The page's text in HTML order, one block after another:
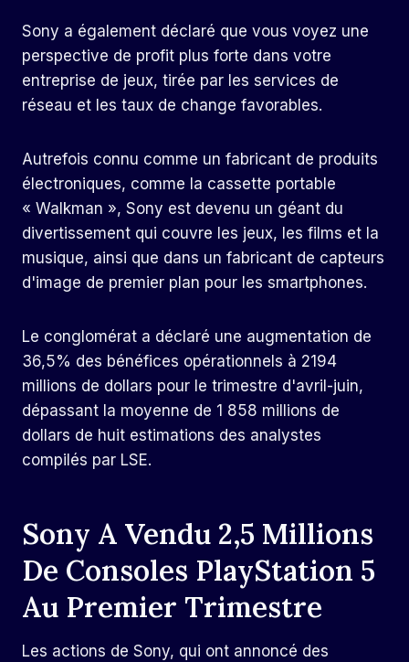
Sony a également déclaré que vous voyez une
perspective de profit plus forte dans votre
entreprise de jeux, tirée par les services de
réseau et les taux de change favorables.
Autrefois connu comme un fabricant de produits
électroniques, comme la cassette portable
« Walkman », Sony est devenu un géant du
divertissement qui couvre les jeux, les films et la
musique, ainsi que dans un fabricant de capteurs
d'image de premier plan pour les smartphones.
Le conglomérat a déclaré une augmentation de
36,5% des bénéfices opérationnels à 2194
millions de dollars pour le trimestre d'avril-juin,
dépassant la moyenne de 1 858 millions de
dollars de huit estimations des analystes
compilés par LSE.
Sony A Vendu 2,5 Millions
De Consoles PlayStation 5
Au Premier Trimestre
Les actions de Sony, qui ont annoncé des